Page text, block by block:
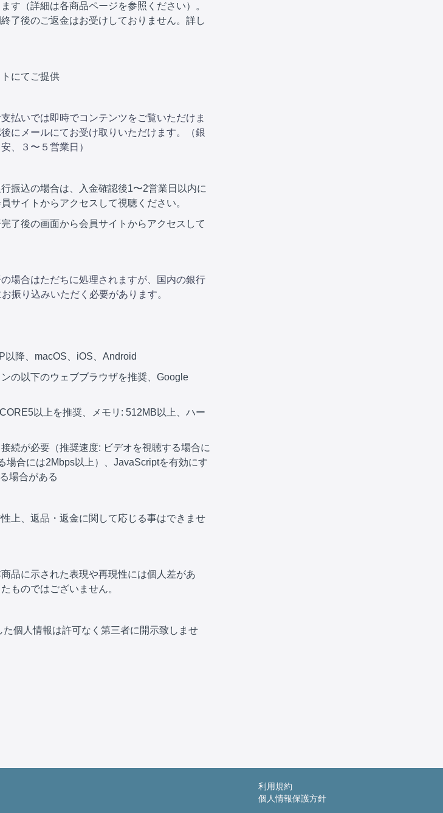
す（詳細は各商品ページを参照ください）。
了後のご返金はお受けしておりません。詳し
にてご提供
払いでは即時でコンテンツをご覧いただけま
にメールにてお受け取りいただけます。（銀
、３〜５営業日）
振込の場合は、入金確認後1〜2営業日以内に
サイトからアクセスして視聴ください。
了後の画面から会員サイトからアクセスして
場合はただちに処理されますが、国内の銀行
振り込みいただく必要があります。
以降、macOS、iOS、Android
の以下のウェブブラウザを推奨、Google
以上を推奨、メモリ: 512MB以上、ハー
続が必要（推奨速度: ビデオを視聴する場合に
場合には2Mbps以上）、JavaScriptを有効にす
場合がある
上、返品・返金に関して応じる事はできませ
品に示された表現や再現性には個人差があ
ものではございません。
個人情報は許可なく第三者に開示致しませ
利用規約
個人情報保護方針